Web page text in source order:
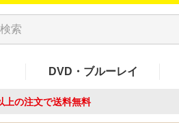
DVD・ブルーレイ
上の注文で送料無料